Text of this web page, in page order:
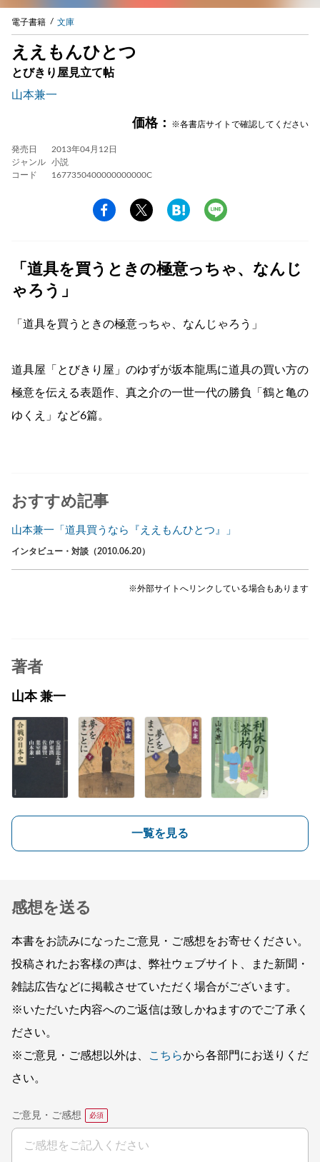
電子書籍 文庫
ええもんひとつ
とびきり屋見立て帖
山本兼一
価格： ※各書店サイトで確認してください
発売日
2013年04月12日
ジャンル
小説
コード
1677350400000000000C
「道具を買うときの極意っちゃ、なんじ
ゃろう」
「道具を買うときの極意っちゃ、なんじゃろう」
道具屋「とびきり屋」のゆずが坂本龍馬に道具の買い方の
極意を伝える表題作、真之介の一世一代の勝負「鶴と亀の
ゆくえ」など6篇。
おすすめ記事
山本兼一「道具買うなら『ええもんひとつ』」
インタビュー・対談（2010.06.20）
※外部サイトへリンクしている場合もあります
著者
山本 兼一
一覧を見る
感想を送る
本書をお読みになったご意見・ご感想をお寄せください。
投稿されたお客様の声は、弊社ウェブサイト、また新聞・
雑誌広告などに掲載させていただく場合がございます。
※いただいた内容へのご返信は致しかねますのでご了承く
ださい。
※ご意見・ご感想以外は、
こちらから各部門にお送りくだ
さい。
ご意見・ご感想